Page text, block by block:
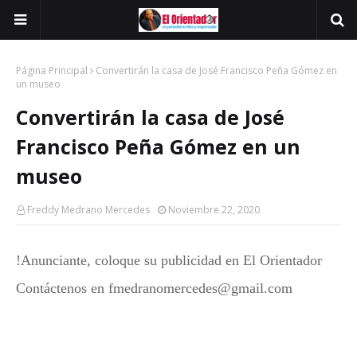
Página Principal
Convertirán la casa de José Francisco Peña Gómez en
un museo
Convertirán la casa de José
Francisco Peña Gómez en un
museo
Freddy Medrano Mercedes Noviembre 22, 2020
!Anunciante, coloque su publicidad en El Orientador
Contáctenos en fmedranomercedes@gmail.com